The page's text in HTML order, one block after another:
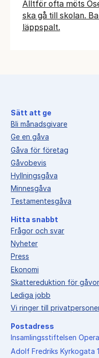
Alltför ofta möts
ska gå till skolan.
läppspalt.
Sätt att ge
Bli månadsgivare
Ge en gåva
Gåva för företag
Gåvobevis
Hyllningsgåva
Minnesgåva
Testamentesgåva
Hitta snabbt
Frågor och svar
Nyheter
Press
Ekonomi
Skattereduktion för gåvor
Lediga jobb
Vi ringer till
Postadress
Insamlingsstiftelsen
Adolf Fredriks Kyrkogata